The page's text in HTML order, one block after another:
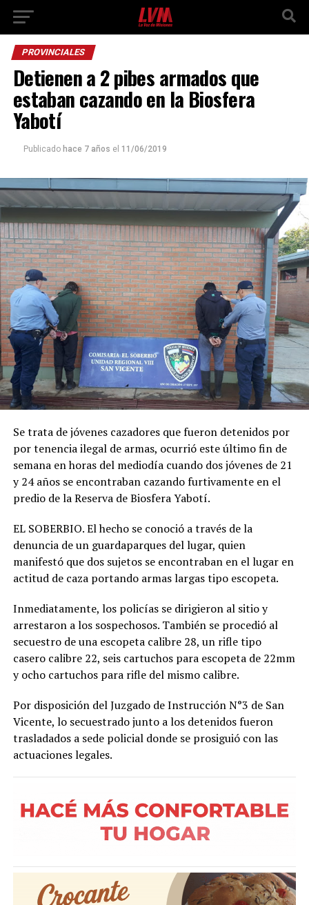
PROVINCIALES
Detienen a 2 pibes armados que
estaban cazando en la Biosfera
Yabotí
Publicado hace 7 años el 11/06/2019
Se trata de jóvenes cazadores que fueron detenidos por
por tenencia ilegal de armas, ocurrió este último fin de
semana en horas del mediodía cuando dos jóvenes de 21
y 24 años se encontraban cazando furtivamente en el
predio de la Reserva de Biosfera Yabotí.
EL SOBERBIO. El hecho se conoció a través de la
denuncia de un guardaparques del lugar, quien
manifestó que dos sujetos se encontraban en el lugar en
actitud de caza portando armas largas tipo escopeta.
Inmediatamente, los policías se dirigieron al sitio y
arrestaron a los sospechosos. También se procedió al
secuestro de una escopeta calibre 28, un rifle tipo
casero calibre 22, seis cartuchos para escopeta de 22mm
y ocho cartuchos para rifle del mismo calibre.
Por disposición del Juzgado de Instrucción N°3 de San
Vicente, lo secuestrado junto a los detenidos fueron
trasladados a sede policial donde se prosiguió con las
actuaciones legales.